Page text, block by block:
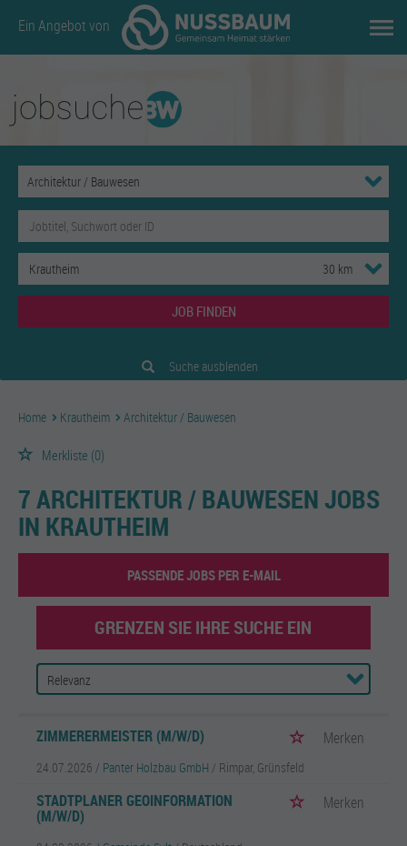
Ein Angebot von
JOB FINDEN
Suche ausblenden
Home Krautheim Architektur / Bauwesen
Merkliste (0)
7 ARCHITEKTUR / BAUWESEN JOBS
IN KRAUTHEIM
PASSENDE JOBS PER E-MAIL
GRENZEN SIE IHRE SUCHE EIN
ZIMMERERMEISTER (M/W/D) Merken
24.07.2026 / Panter Holzbau GmbH / Rimpar, Grünsfeld
STADTPLANER GEOINFORMATION
(M/W/D)
Merken